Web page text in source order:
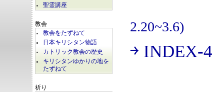
聖霊講座
教会
教会をたずねて
日本キリシタン物語
カトリック教会の歴史
キリシタンゆかりの地を
たずねて
祈り
2.20~3.6)
￫ INDEX-4